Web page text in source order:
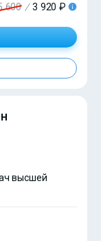
600 / 3 920 ₽
высшей